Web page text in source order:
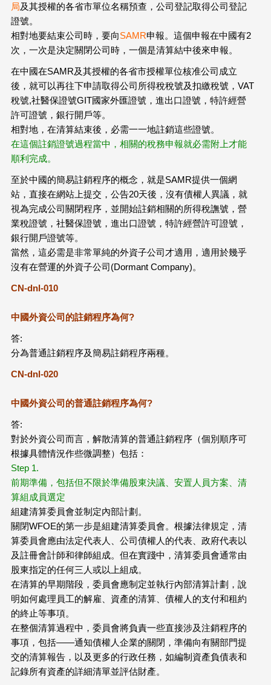
局及其授權的各省市單位名稱預查，公司登記取得公司登記
證號。
相對地要結束公司時，要向SAMR申報。這個申報在中國有2
次，一次是決定關閉公司時，一個是清算結中後來申報。
在中國在SAMR及其授權的各省市授權單位核准公司成立
後，就可以再往下申請取得公司所得稅稅號及扣繳稅號，VAT
稅號,社醫保證號GIT國家外匯證號，進出口證號，特許經營
許可證號，銀行開戶等。
相對地，在清算結束後，必需一一地註銷這些證號。
在這個註銷證號過程當中，相關的稅務申報就必需附上才能
順利完成。
至於中國的簡易註銷程序的概念，就是SAMR提供一個網
站，直接在網站上提交，公告20天後，沒有債權人異議，就
視為完成公司關閉程序，並開始註銷相關的所得稅譕號，營
業稅證號，社醫保證號，進出口證號，特許經營許可證號，
銀行開戶證號等。
當然，這必需是非常單純的外資子公司才適用，適用於幾乎
沒有在營運的外資子公司(Dormant Company)。
CN-dnl-010
中國外資公司的註銷程序為何?
答:
分為普通註銷程序及簡易註銷程序兩種。
CN-dnl-020
中國外資公司的普通註銷程序為何?
答:
對於外資公司而言，解散清算的普通註銷程序（個別順序可
根據具體情況作些微調整）包括：
Step 1.
前期準備，包括但不限於準備股東決議、安置人員方案、清
算組成員選定
組建清算委員會並制定內部計劃。
關閉WFOE的第一步是組建清算委員會。根據法律規定，清
算委員會應由法定代表人、公司債權人的代表、政府代表以
及註冊會計師和律師組成。但在實踐中，清算委員會通常由
股東指定的任何三人或以上組成。
在清算的早期階段，委員會應制定並執行內部清算計劃，說
明如何處理員工的解雇、資產的清算、債權人的支付和租約
的終止等事項。
在整個清算過程中，委員會將負責一些直接涉及注銷程序的
事項，包括——通知債權人企業的關閉，準備向有關部門提
交的清算報告，以及更多的行政任務，如編制資產負債表和
記錄所有資產的詳細清單並評估財產。